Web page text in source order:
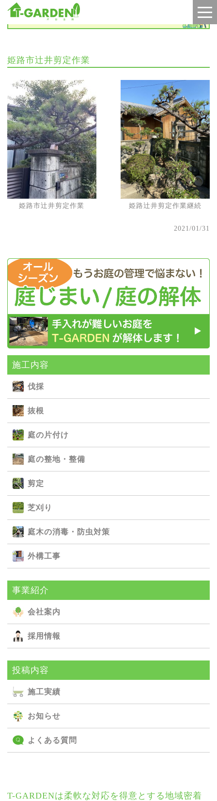
施工実績
施⼯内容
伐採
抜根
庭の⽚付け
庭の整地・整備
剪定
芝刈り
庭⽊の消毒・防⾍対策
外構⼯事
事業紹介
会社案内
採用情報
投稿内容
施⼯実績
お知らせ
よくある質問
姫路市辻井剪定作業
姫路市辻井剪定作業 姫路辻井剪定作業継続
2021/01/31
T-GARDENは柔軟な対応を得意とする地域密着